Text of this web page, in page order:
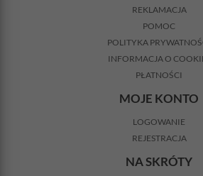
REKLAMACJA
POMOC
POLITYKA
INFORMACJA O
PŁATNOŚCI
MOJE KONTO
LOGOWANIE
REJESTRACJA
NA SKRÓTY